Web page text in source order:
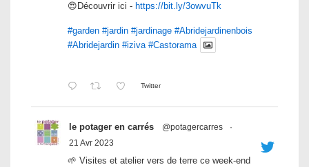
😍Découvrir ici - https://bit.ly/3owvuTk
#garden #jardin #jardinage #Abridejardinenbois
#Abridejardin #iziva #Castorama
Twitter
le potager en carrés @potagercarres
·
21 Avr 2023
🌱 Visites et atelier vers de terre ce week-end